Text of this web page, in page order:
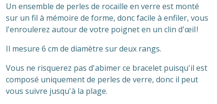
Un ensemble de perles de rocaille en verre est monté
sur un fil à mémoire de forme, donc facile à enfiler, vous
l'enroulerez autour de votre poignet en un clin d'œil !
Il mesure 6 cm de diamètre sur deux rangs.
Vous ne risquerez pas d'abimer ce bracelet puisqu'il est
composé uniquement de perles de verre, donc il peut
vous suivre jusqu'à la plage.